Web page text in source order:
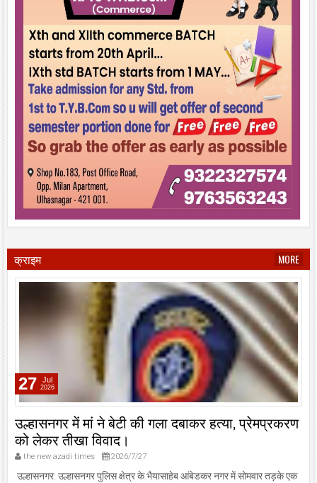
क्राइम MORE
27 Jul
2026
उल्हासनगर में मां ने बेटी की गला दबाकर हत्या, प्रेमप्रकरण
को लेकर तीखा विवाद।
the new azadi times 2026/7/27
उल्हासनगर: उल्हासनगर पुलिस क्षेत्र के भैयासाहेब आंबेडकर नगर में सोमवार तड़के एक